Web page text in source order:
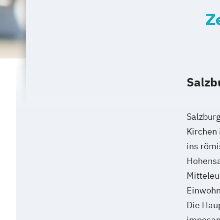
Kommunikationsmanagement und -
Kulturmarketing und Audience
Low Budget
Marketing und Marktpositionierung
Marketing und Sales Management
Marktanalyse und Online-
Mergers and
Motorsport-Management
Kirchen
ins
Die